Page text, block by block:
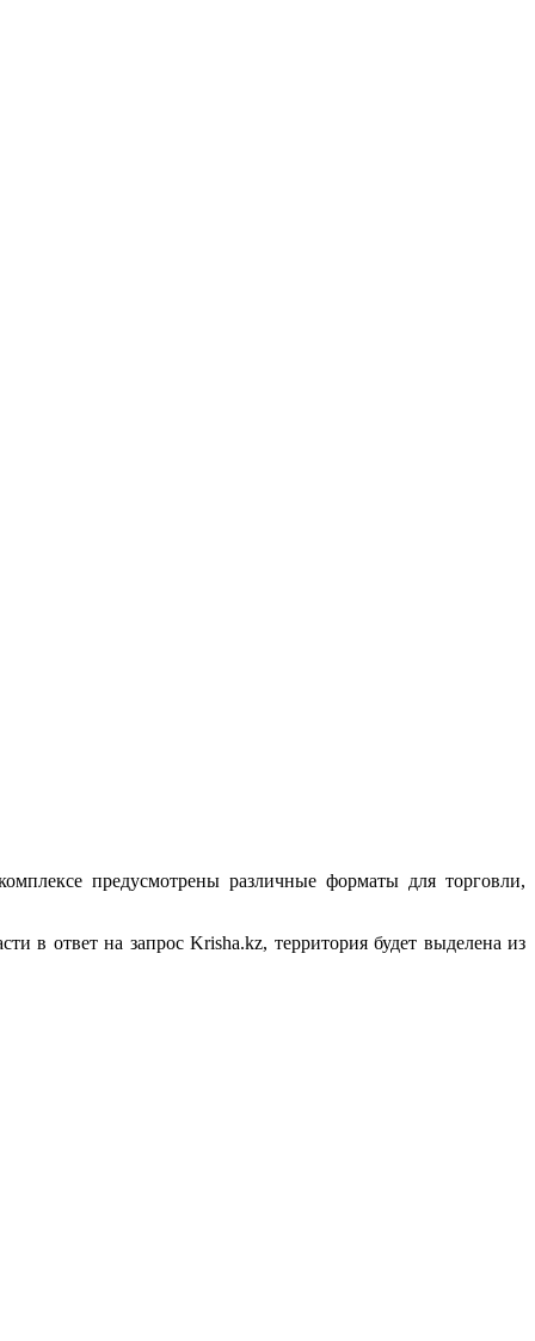
предусмотрены различные форматы для торговли,
в ответ на запрос Krisha.kz, территория будет выделена из